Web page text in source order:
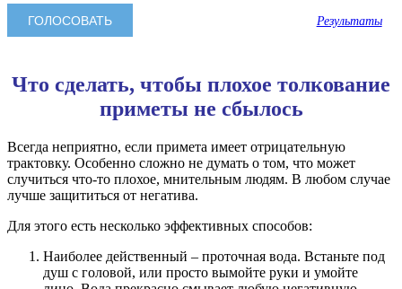
Результаты
Что сделать, чтобы плохое толкование
приметы не сбылось
Всегда неприятно, если примета имеет отрицательную
трактовку. Особенно сложно не думать о том, что может
случиться что-то плохое, мнительным людям. В любом случае
лучше защититься от негатива.
Для этого есть несколько эффективных способов:
Наиболее действенный – проточная вода. Встаньте под
душ с головой, или просто вымойте руки и умойте